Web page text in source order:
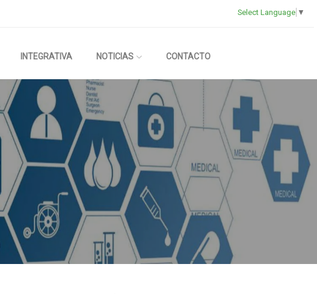
Select Language ▼
INTEGRATIVA NOTICIAS CONTACTO